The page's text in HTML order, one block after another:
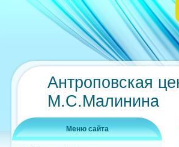
Антроповская
М.С.Малинина
Меню сайта